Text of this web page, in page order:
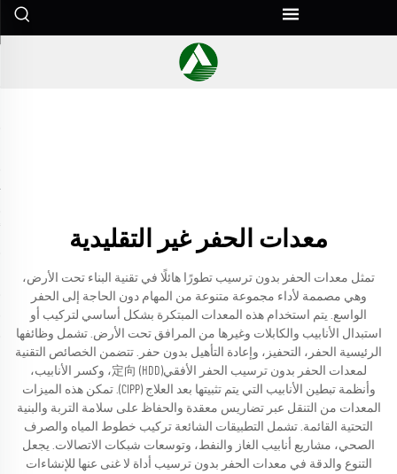
معدات الحفر غير التقليدية
تمثل معدات الحفر بدون ترسيب تطورًا هائلًا في تقنية البناء تحت الأرض،
وهي مصممة لأداء مجموعة متنوعة من المهام دون الحاجة إلى الحفر
الواسع. يتم استخدام هذه المعدات المبتكرة بشكل أساسي لتركيب أو
استبدال الأنابيب والكابلات وغيرها من المرافق تحت الأرض. تشمل وظائفها
الرئيسية الحفر، التحفيز، وإعادة التأهيل بدون حفر. تتضمن الخصائص التقنية
لمعدات الحفر بدون ترسيب الحفر الأفقي定向 (HDD)، وكسر الأنابيب،
وأنظمة تبطين الأنابيب التي يتم تثبيتها بعد العلاج (CIPP). تمكن هذه الميزات
المعدات من التنقل عبر تضاريس معقدة والحفاظ على سلامة التربة والبنية
التحتية القائمة. تشمل التطبيقات الشائعة تركيب خطوط المياه والصرف
الصحي، مشاريع أنابيب الغاز والنفط، وتوسعات شبكات الاتصالات. يجعل
التنوع والدقة في معدات الحفر بدون ترسيب أداة لا غنى عنها للإنشاءات